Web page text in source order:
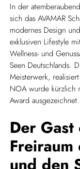
In der
sich das AVAMAR
modernes Design
exklusiven Lifestyle
Wellness- und
Seen Deutschlands.
Meisterwerk,
NOA wurde kürzlich
Award ausgezeichnet.
Der